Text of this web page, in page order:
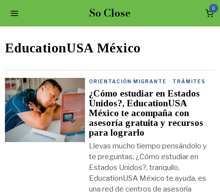
So Close 0
EducationUSA México
ORIENTACIÓN MIGRANTE · TRÁMITES
¿Cómo estudiar en Estados
Unidos?, EducationUSA
México te acompaña con
asesoría gratuita y recursos
para lograrlo
Llevas mucho tiempo pensándolo y
te preguntas, ¿Cómo estudiar en
Estados Unidos?, tranquilo,
EducationUSA México te ayuda, es
una red de centros de asesoría